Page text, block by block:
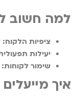
למה חשוב
ציפיות הלקוח:
יעילות
שימור לקוחות:
איך